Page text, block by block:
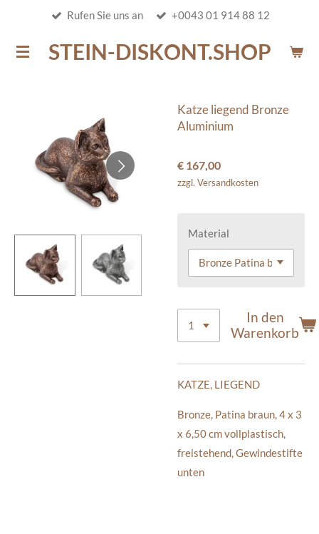
springenSTEIN-DISKONT.SHOP
Rufen Sie uns an +0043 01 914 88 12
Katze liegend Bronze
Aluminium
€ 167,00
zzgl. Versandkosten
Material
In den
Warenkorb
KATZE, LIEGEND
Bronze, Patina braun, 4 x 3
x 6,50 cm vollplastisch,
freistehend, Gewindestifte
unten